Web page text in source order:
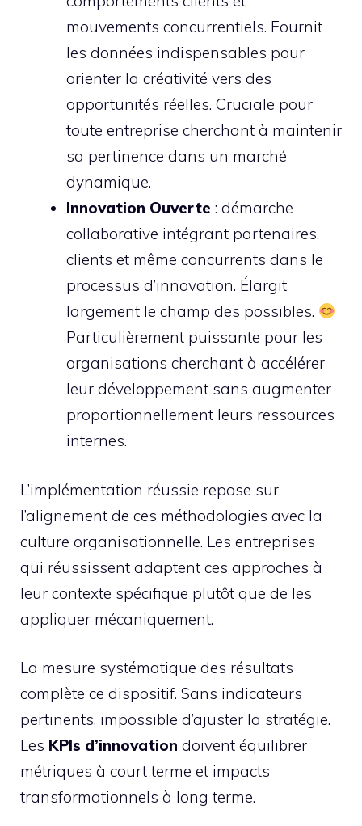
mouvements concurrentiels. Fournit
les données indispensables pour
orienter la créativité vers des
opportunités réelles. Cruciale pour
toute entreprise cherchant à maintenir
sa pertinence dans un marché
dynamique.
Innovation Ouverte : démarche
collaborative intégrant partenaires,
clients et même concurrents dans le
processus d’innovation. Élargit
largement le champ des possibles.
Particulièrement puissante pour les
organisations cherchant à accélérer
leur développement sans augmenter
proportionnellement leurs ressources
internes.
L’implémentation réussie repose sur
l’alignement de ces méthodologies avec la
culture organisationnelle. Les entreprises
qui réussissent adaptent ces approches à
leur contexte spécifique plutôt que de les
appliquer mécaniquement.
La mesure systématique des résultats
complète ce dispositif. Sans indicateurs
pertinents, impossible d’ajuster la stratégie.
Les KPIs d’innovation doivent équilibrer
métriques à court terme et impacts
transformationnels à long terme.